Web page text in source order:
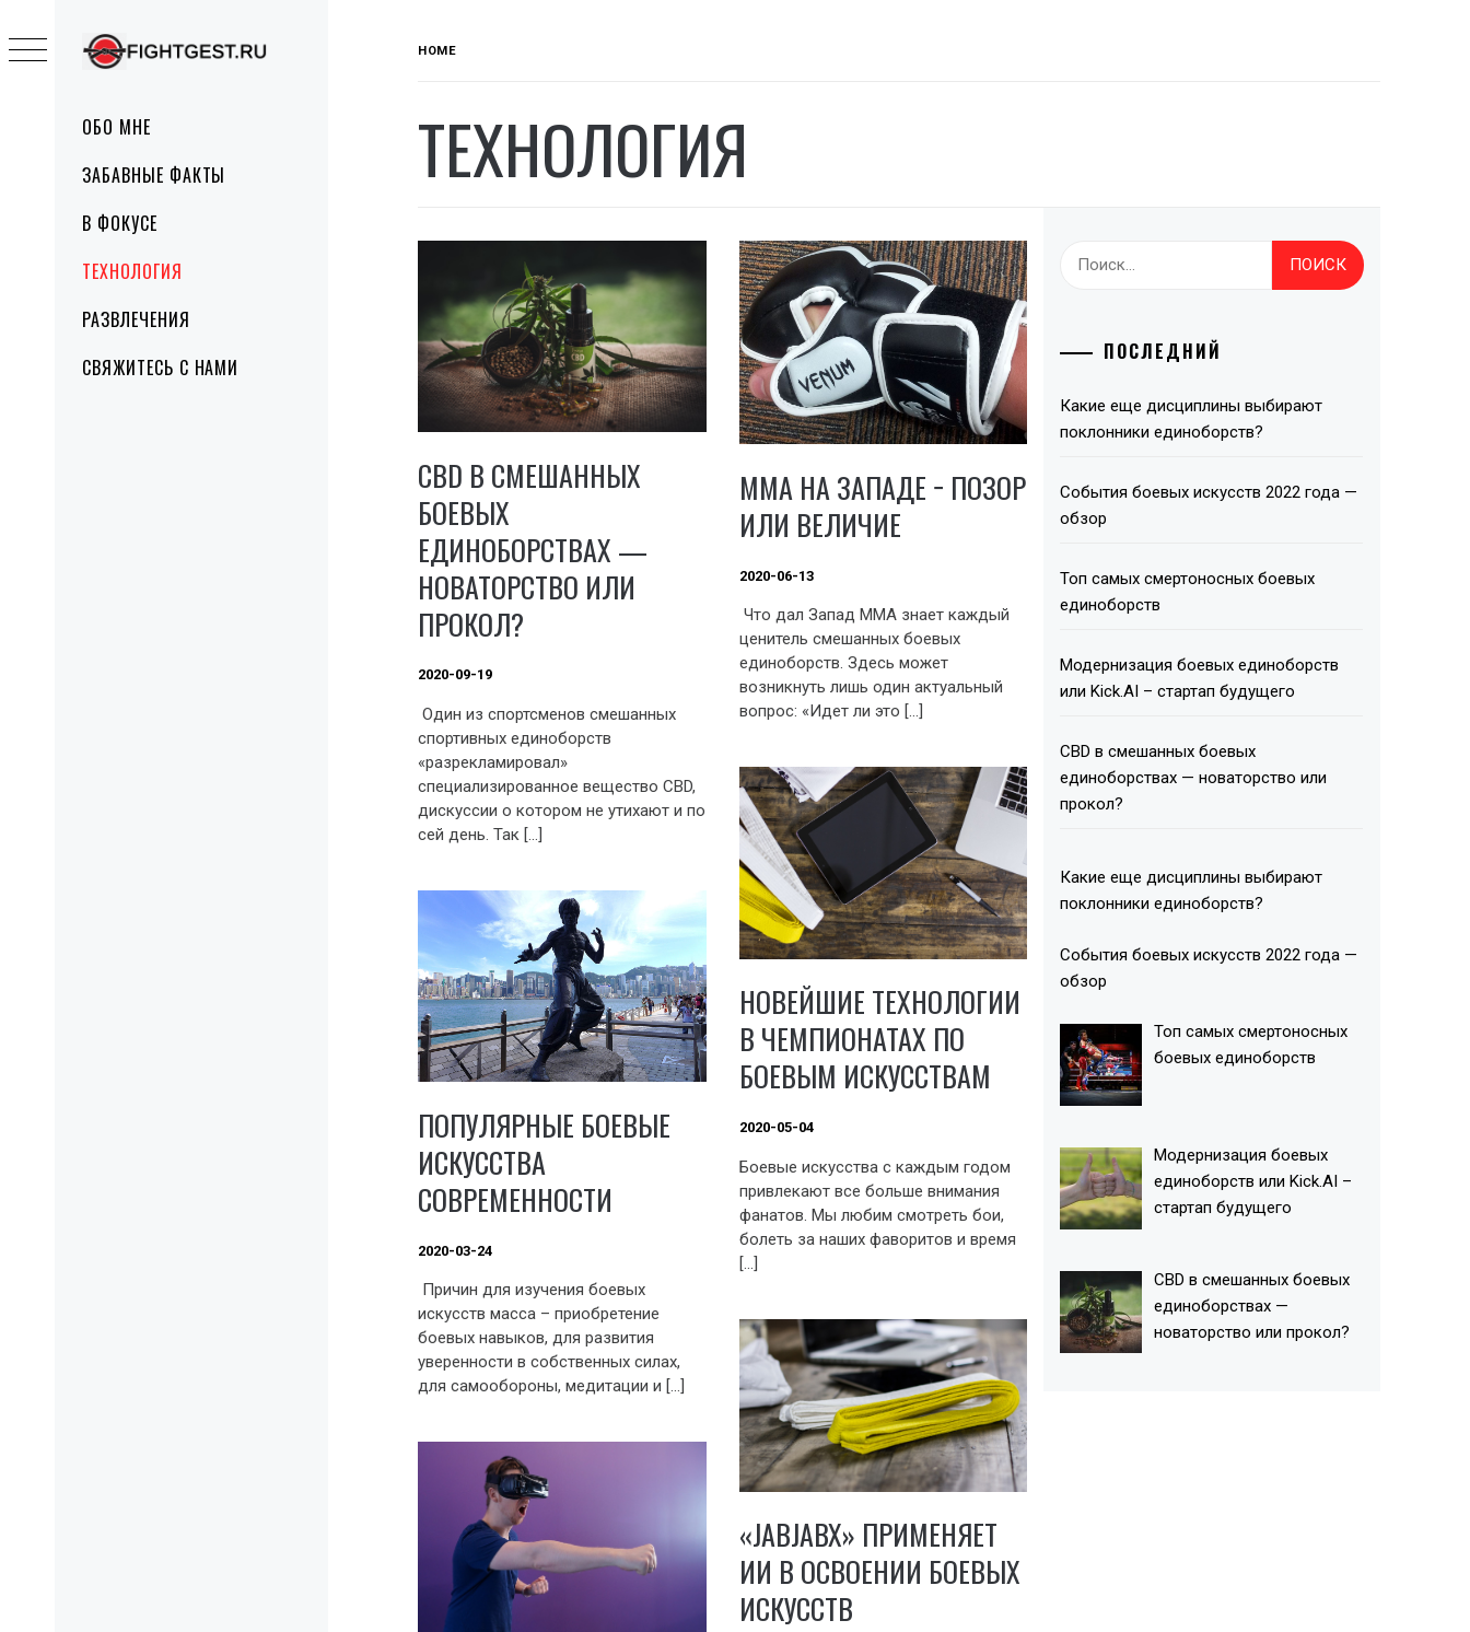
MenuОБО МНЕ
ЗАБАВНЫЕ ФАКТЫ
В ФОКУСЕ
ТЕХНОЛОГИЯ
РАЗВЛЕЧЕНИЯ
СВЯЖИТЕСЬ С НАМИ
content
HOME
ТЕХНОЛОГИЯ
СВD В СМЕШАННЫХ
БОЕВЫХ
ЕДИНОБОРСТВАХ —
НОВАТОРСТВО ИЛИ
ПРОКОЛ?
2020-09-19
Один из спортсменов смешанных
спортивных единоборств
«разрекламировал»
специализированное вещество СВD,
дискуссии о котором не утихают и по
сей день. Так […]
ММА НА ЗАПАДЕ − ПОЗОР
ИЛИ ВЕЛИЧИЕ
2020-06-13
Что дал Запад ММА знает каждый
ценитель смешанных боевых
единоборств. Здесь может
возникнуть лишь один актуальный
вопрос: «Идет ли это […]
НОВЕЙШИЕ ТЕХНОЛОГИИ
В ЧЕМПИОНАТАХ ПО
БОЕВЫМ ИСКУССТВАМ
2020-05-04
Боевые искусства с каждым годом
привлекают все больше внимания
фанатов. Мы любим смотреть бои,
болеть за наших фаворитов и время
[…]
ПОПУЛЯРНЫЕ БОЕВЫЕ
ИСКУССТВА
СОВРЕМЕННОСТИ
2020-03-24
Причин для изучения боевых
искусств масса – приобретение
боевых навыков, для развития
уверенности в собственных силах,
для самообороны, медитации и […]
«JABJABX» ПРИМЕНЯЕТ
ИИ В ОСВОЕНИИ БОЕВЫХ
ИСКУССТВ
ПОСЛЕДНИЙ
Какие еще дисциплины выбирают
поклонники единоборств?
События боевых искусств 2022 года —
обзор
Топ самых смертоносных боевых
единоборств
Модернизация боевых единоборств
или Kick.AI – стартап будущего
СВD в смешанных боевых
единоборствах — новаторство или
прокол?
Какие еще дисциплины выбирают
поклонники единоборств?
События боевых искусств 2022 года —
обзор
Топ самых смертоносных
боевых единоборств
Модернизация боевых
единоборств или Kick.AI –
стартап будущего
СВD в смешанных боевых
единоборствах —
новаторство или прокол?